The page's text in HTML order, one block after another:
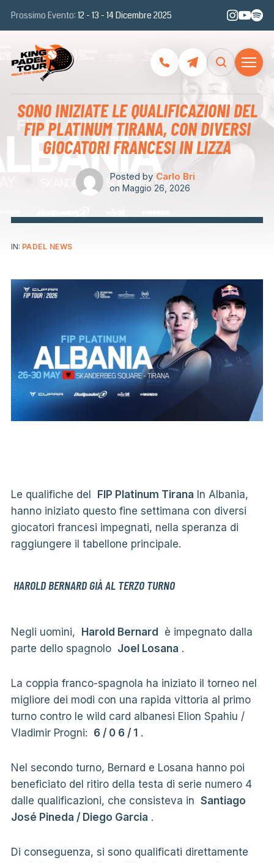
Prossimo Evento: 12 - 13 - 14 Dicembre 2025
SONO INIZIATE LE QUALIFICAZIONI DEL
FIP PLATINUM TIRANA, CON DIVERSI
GIOCATORI FRANCESI IN LIZZA
Posted by Carlo Bri
on Maggio 26, 2026
IN: PADEL NEWS
Le qualifiche del FIP Platinum Tirana In Albania,
hanno iniziato questo fine settimana con diversi
giocatori francesi impegnati, nella speranza di
raggiungere il tabellone principale.
HAROLD BERNARD GIÀ AL TERZO TURNO
Negli uomini, Harold Bernard è impegnato dalla
parte dello spagnolo Joel Losana .
La coppia franco-spagnola ha iniziato il torneo nel
migliore dei modi con una rapida vittoria al primo
turno contro le wild card albanesi Elion Spahiu /
Vladimir Progni: 6 / 0 6 / 1.
Nel secondo turno, Bernard e Losana hanno poi
beneficiato del ritiro della testa di serie numero 4
dalle qualificazioni, che consisteva in Santiago
José Pineda / Diego Garcia .
Di conseguenza, si sono qualificati direttamente